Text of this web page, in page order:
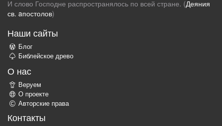
И слово Господне распространялось по всей стране. (Деяния
св. aпостолов)
Наши сайты
Блог
Библейское древо
О нас
Веруем
О проекте
Авторские права
Контакты